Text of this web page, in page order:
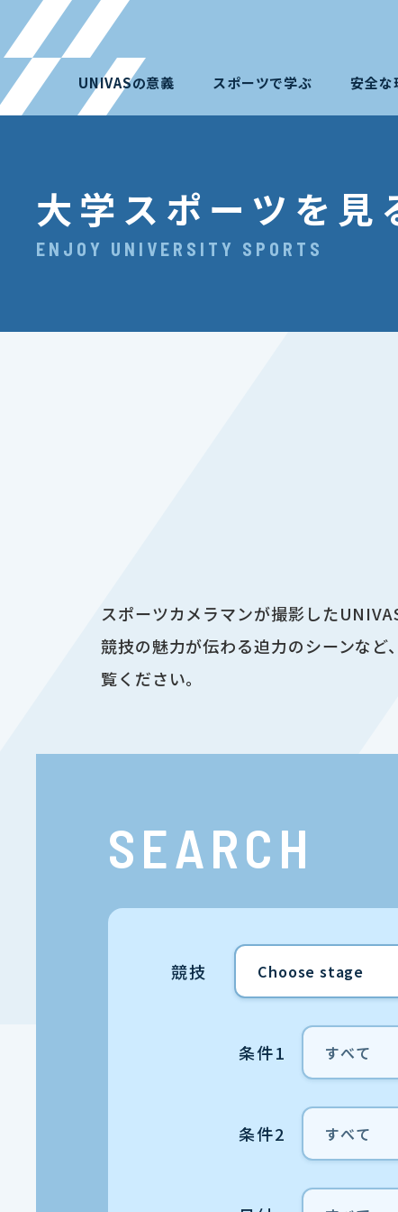
UNIVASの意義 スポーツで学ぶ 安全な
大学スポーツを見
ENJOY UNIVERSITY SPORTS
スポーツカメラマンが撮影した
競技の魅力が伝わる迫力のシーンな
覧ください。
SEARCH
競技
条件1
条件2